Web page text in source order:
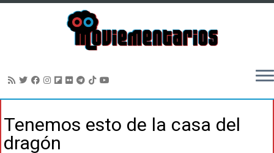
al
contenido
Tenemos esto de la casa del
dragón